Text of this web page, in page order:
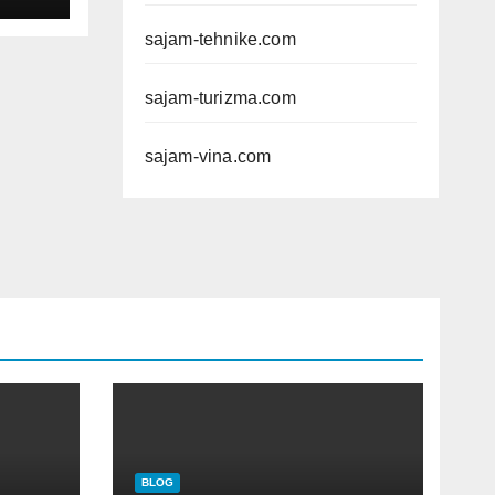
sajam-tehnike.com
sajam-turizma.com
sajam-vina.com
BLOG